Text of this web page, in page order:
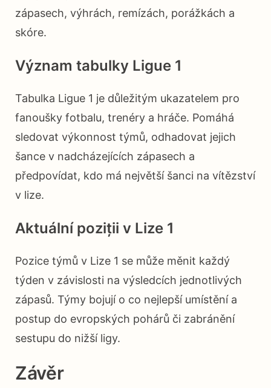
zápasech, výhrách, remízách, porážkách a
skóre.
Význam tabulky Ligue 1
Tabulka Ligue 1 je důležitým ukazatelem pro
fanoušky fotbalu, trenéry a hráče. Pomáhá
sledovat výkonnost týmů, odhadovat jejich
šance v nadcházejících zápasech a
předpovídat, kdo má největší šanci na vítězství
v lize.
Aktuální poziții v Lize 1
Pozice týmů v Lize 1 se může měnit každý
týden v závislosti na výsledcích jednotlivých
zápasů. Týmy bojují o co nejlepší umístění a
postup do evropských pohárů či zabránění
sestupu do nižší ligy.
Závěr